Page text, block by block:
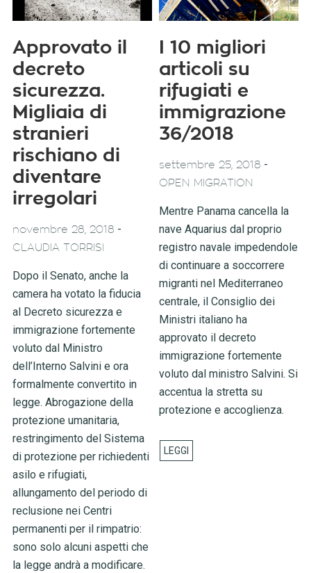
Approvato il
decreto
sicurezza.
Migliaia di
stranieri
rischiano di
diventare
irregolari
novembre 28, 2018 -
CLAUDIA TORRISI
Dopo il Senato, anche la
camera ha votato la fiducia
al Decreto sicurezza e
immigrazione fortemente
voluto dal Ministro
dell’Interno Salvini e ora
formalmente convertito in
legge. Abrogazione della
protezione umanitaria,
restringimento del Sistema
di protezione per richiedenti
asilo e rifugiati,
allungamento del periodo di
reclusione nei Centri
permanenti per il rimpatrio:
sono solo alcuni aspetti che
la legge andrà a modificare.
I 10 migliori
articoli su
rifugiati e
immigrazione
36/2018
settembre 25, 2018 -
OPEN MIGRATION
Mentre Panama cancella la
nave Aquarius dal proprio
registro navale impedendole
di continuare a soccorrere
migranti nel Mediterraneo
centrale, il Consiglio dei
Ministri italiano ha
approvato il decreto
immigrazione fortemente
voluto dal ministro Salvini. Si
accentua la stretta su
protezione e accoglienza.